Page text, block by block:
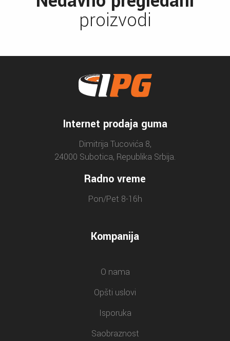
proizvodi
Internet prodaja guma
Dimitrija Tucovića 8,
24000 Subotica, Republika Srbija.
Radno vreme
Pon/Pet 8-16h
Kompanija
O nama
Opšti uslovi
Isporuka
Saobraznost